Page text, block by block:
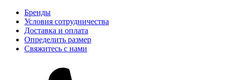
Бренды
Условия сотрудничества
Доставка и оплата
Определить размер
Свяжитесь с нами